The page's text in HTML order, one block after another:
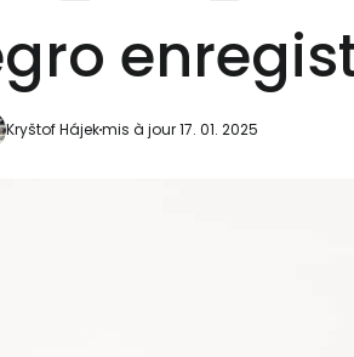
Kryštof Hájekmis à jour 17. 01. 2025